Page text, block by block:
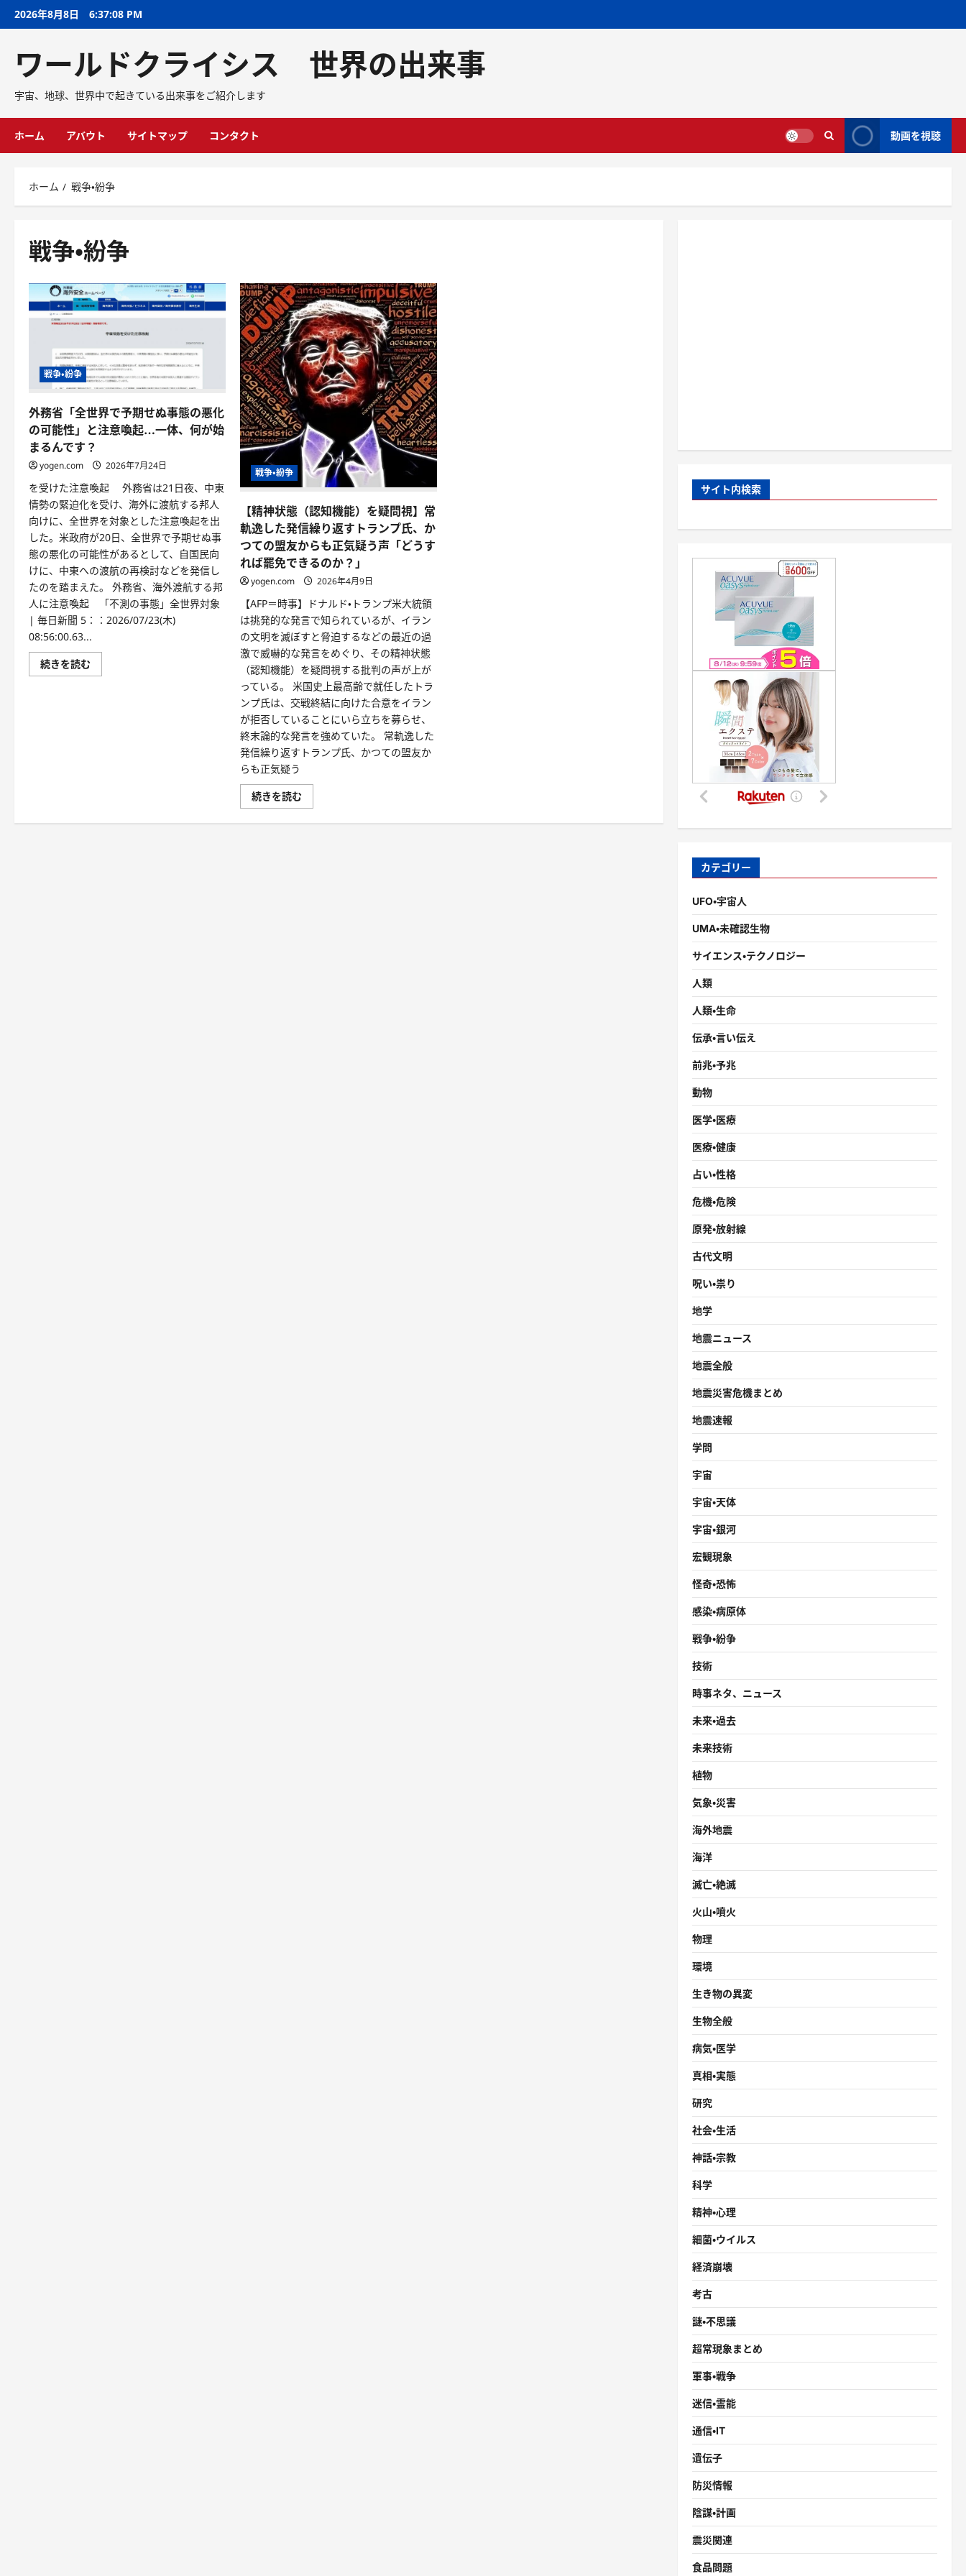
2026年8月8日 6:37:09 PM
ワールドクライシス 世界の出来事
宇宙、地球、世界中で起きている出来事をご紹介します
ホーム アバウト サイトマップ コンタクト 動画を視聴
ホーム 戦争・紛争
戦争・紛争
戦争・紛争
外務省「全世界で予期せぬ事態の悪化
の可能性」と注意喚起…一体、何が始
まるんです？
yogen.com 2026年7月24日
を受けた注意喚起 外務省は21日夜、中東
情勢の緊迫化を受け、海外に渡航する邦人
向けに、全世界を対象とした注意喚起を出
した。米政府が20日、全世界で予期せぬ事
態の悪化の可能性があるとして、自国民向
けに、中東への渡航の再検討などを発信し
たのを踏まえた。 外務省、海外渡航する邦
人に注意喚起 「不測の事態」全世界対象
| 毎日新聞 5：：2026/07/23(木)
08:56:00.63...
続きを読む
戦争・紛争
【精神状態（認知機能）を疑問視】常
軌逸した発信繰り返すトランプ氏、か
つての盟友からも正気疑う声「どうす
れば罷免できるのか？」
yogen.com 2026年4月9日
【AFP＝時事】ドナルド・トランプ米大統領
は挑発的な発言で知られているが、イラン
の文明を滅ぼすと脅迫するなどの最近の過
激で威嚇的な発言をめぐり、その精神状態
（認知機能）を疑問視する批判の声が上が
っている。 米国史上最高齢で就任したトラ
ンプ氏は、交戦終結に向けた合意をイラン
が拒否していることにいら立ちを募らせ、
終末論的な発言を強めていた。 常軌逸した
発信繰り返すトランプ氏、かつての盟友か
らも正気疑う
続きを読む
サイト内検索
カテゴリー
UFO・宇宙人
UMA・未確認生物
サイエンス・テクノロジー
人類
人類・生命
伝承・言い伝え
前兆・予兆
動物
医学・医療
医療・健康
占い・性格
危機・危険
原発・放射線
古代文明
呪い・祟り
地学
地震ニュース
地震全般
地震災害危機まとめ
地震速報
学問
宇宙
宇宙・天体
宇宙・銀河
宏観現象
怪奇・恐怖
感染・病原体
戦争・紛争
技術
時事ネタ、ニュース
未来・過去
未来技術
植物
気象・災害
海外地震
海洋
滅亡・絶滅
火山・噴火
物理
環境
生き物の異変
生物全般
病気・医学
真相・実態
研究
社会・生活
神話・宗教
科学
精神・心理
細菌・ウイルス
経済崩壊
考古
謎・不思議
超常現象まとめ
軍事・戦争
迷信・霊能
通信・IT
遺伝子
防災情報
陰謀・計画
震災関連
食品問題